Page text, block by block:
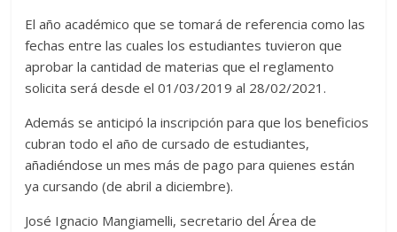
El año académico que se tomará de referencia como las
fechas entre las cuales los estudiantes tuvieron que
aprobar la cantidad de materias que el reglamento
solicita será desde el 01/03/2019 al 28/02/2021.
Además se anticipó la inscripción para que los beneficios
cubran todo el año de cursado de estudiantes,
añadiéndose un mes más de pago para quienes están
ya cursando (de abril a diciembre).
José Ignacio Mangiamelli, secretario del Área de